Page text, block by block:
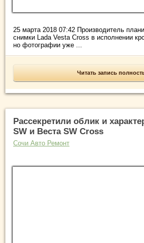
25 марта 2018 07:42 Производитель
снимки Lada Vesta Cross в исполнении
но фотографии уже ...
Читать запись
Рассекретили облик и
SW и Веста SW Cross
Сочи Авто Ремонт